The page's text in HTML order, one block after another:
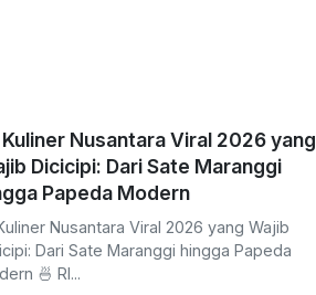
Kuliner Nusantara Viral 2026 yang
Dicicipi: Dari Sate Maranggi
Papeda Modern
Nusantara Viral 2026 yang Wajib
Dari Sate Maranggi hingga Papeda
🍜 RI...